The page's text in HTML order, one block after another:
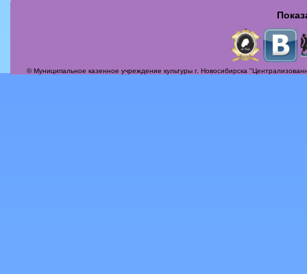
© Муниципальное казенное учреждение культуры г. Новосибирска